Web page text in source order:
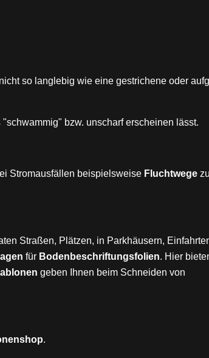
so langlebig wie eine gestrichene oder
bzw. unscharf erscheinen lässt.
Stromausfällen beispielsweise Fluchtwege zu
Straßen, Plätzen, in Parkhäusern,
für Bodenbeschriftungsfolien. Hier
geben Ihnen beim Schneiden von
.